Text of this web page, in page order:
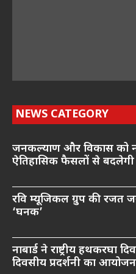
NEWS CATEGORY
जनकल्याण और विकास को
ऐतिहासिक फैसलों से बदलेगी
रवि म्यूजिकल ग्रुप की रजत
‘घनक’
नाबार्ड ने राष्ट्रीय
दिवसीय प्रदर्शनी का